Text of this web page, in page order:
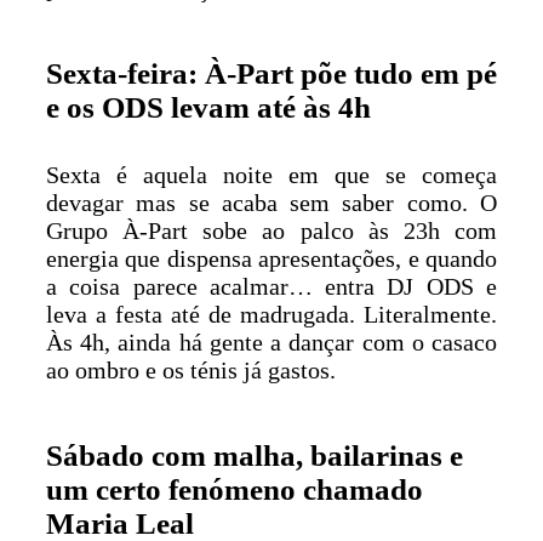
Sexta-feira: À-Part põe tudo em pé
e os ODS levam até às 4h
Sexta é aquela noite em que se começa
devagar mas se acaba sem saber como. O
Grupo À-Part sobe ao palco às 23h com
energia que dispensa apresentações, e quando
a coisa parece acalmar… entra DJ ODS e
leva a festa até de madrugada. Literalmente.
Às 4h, ainda há gente a dançar com o casaco
ao ombro e os ténis já gastos.
Sábado com malha, bailarinas e
um certo fenómeno chamado
Maria Leal